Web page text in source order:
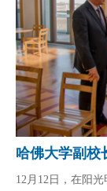
哈佛大学副校
12月12日，在阳